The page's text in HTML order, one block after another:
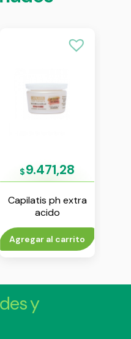
$9.471,28
Capilatis ph extra
acido
acondicionador x
170 ml
Agregar al carrito
y